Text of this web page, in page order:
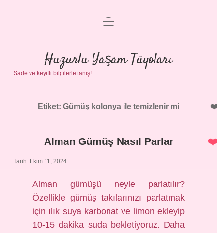
Anasayfa
Gizlilik Politikası
Yasal Uyarı
menüyü
Huzurlu Yaşam Tüyoları
Sade ve keyifli bilgilerle tanış!
Etiket: Gümüş kolonya ile temizlenir mi
Alman Gümüş Nasıl Parlar
Tarih: Ekim 11, 2024
Alman gümüşü neyle parlatılır?
Özellikle gümüş takılarınızı parlatmak
için ılık suya karbonat ve limon ekleyip
10-15 dakika suda bekletiyoruz. Daha